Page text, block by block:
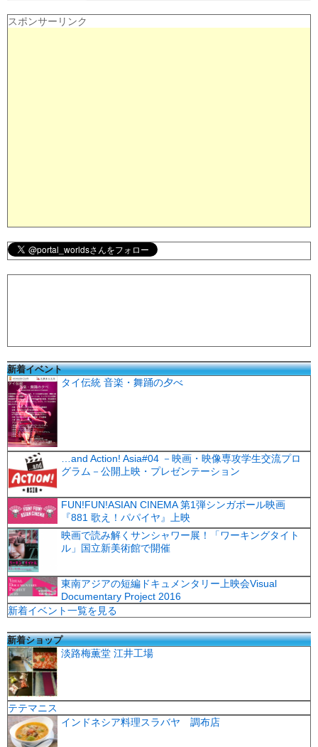
スポンサーリンク
新着イベント
タイ伝統 音楽・舞踊の夕べ
…and Action! Asia#04 －映画・映像専攻学生交流プロ
グラム－公開上映・プレゼンテーション
FUN!FUN!ASIAN CINEMA 第1弾シンガポール映画
『881 歌え！パパイヤ』上映
映画で読み解くサンシャワー展！「ワーキングタイト
ル」国立新美術館で開催
東南アジアの短編ドキュメンタリー上映会Visual
Documentary Project 2016
新着イベント一覧を見る
新着ショップ
淡路梅薫堂 江井工場
テテマニス
インドネシア料理スラバヤ 調布店